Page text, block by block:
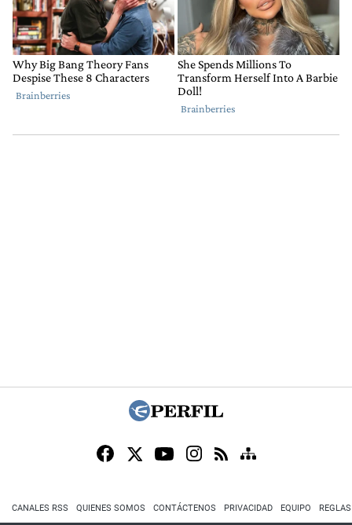
CANALES RSS QUIENES SOMOS CONTÁCTENOS PRIVACIDAD EQUIPO